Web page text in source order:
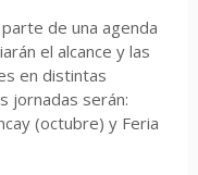
de una agenda
el alcance y las
en distintas
jornadas serán:
(octubre) y Feria